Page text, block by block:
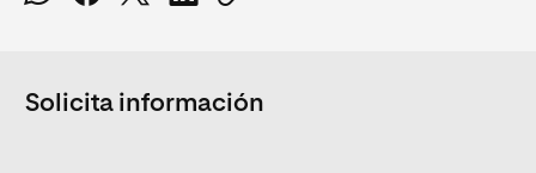
Solicita información